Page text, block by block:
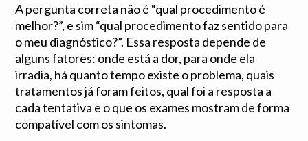
A pergunta correta não é “qual procedimento é
melhor?”, e sim “qual procedimento faz sentido para
o meu diagnóstico?”. Essa resposta depende de
alguns fatores: onde está a dor, para onde ela
irradia, há quanto tempo existe o problema, quais
tratamentos já foram feitos, qual foi a resposta a
cada tentativa e o que os exames mostram de forma
compatível com os sintomas.